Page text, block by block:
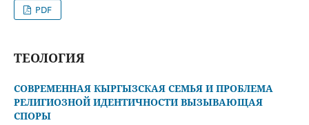
PDF
ТЕОЛОГИЯ
СОВРЕМЕННАЯ КЫРГЫЗСКАЯ СЕМЬЯ И ПРОБЛЕМА
РЕЛИГИОЗНОЙ ИДЕНТИЧНОСТИ ВЫЗЫВАЮЩАЯ
СПОРЫ